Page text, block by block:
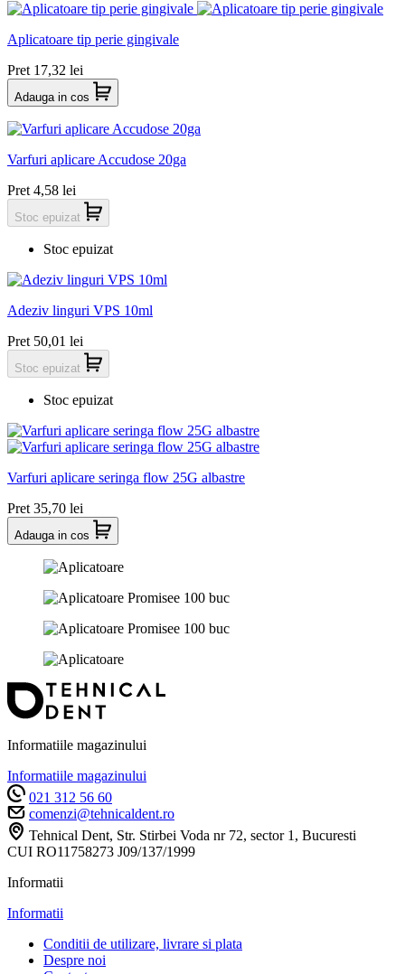
Aplicatoare tip perie gingivale
Pret 17,32 lei
Adauga in cos
Varfuri aplicare Accudose 20ga
Pret 4,58 lei
Stoc epuizat
Stoc epuizat
Adeziv linguri VPS 10ml
Pret 50,01 lei
Stoc epuizat
Stoc epuizat
Varfuri aplicare seringa flow 25G albastre
Pret 35,70 lei
Adauga in cos
Informatiile magazinului
Informatiile magazinului
021 312 56 60
comenzi@tehnicaldent.ro
Tehnical Dent, Str. Stirbei Voda nr 72, sector 1, Bucuresti
CUI RO11758273 J09/137/1999
Informatii
Informatii
Conditii de utilizare, livrare si plata
Despre noi